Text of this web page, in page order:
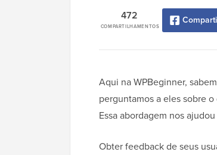
COMPARTILHAMENTOS
472
Aqui na WPBeginner,
perguntamos a eles sobre
Essa abordagem nos
Obter feedback de seus